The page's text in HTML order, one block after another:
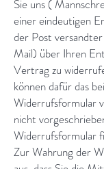
Sie uns (
einer eindeutigen
der Post
Mail) über Ihren
Vertrag zu
können dafür das
Widerrufsformular
nicht
Widerrufsformular
Zur Wahrung der